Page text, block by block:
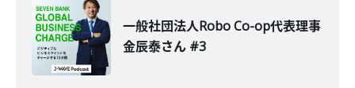
一般社団法人Robo Co-op代表理事
金辰泰さん #3